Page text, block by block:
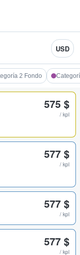
USD
2 Fondo
575 $
/ kpl
577 $
/ kpl
577 $
/ kpl
577 $
/ kpl